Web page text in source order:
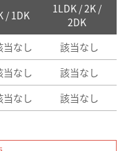
/ 1DK
1LDK / 2K /
2DK
当なし 該当なし
当なし 該当なし
当なし 該当なし